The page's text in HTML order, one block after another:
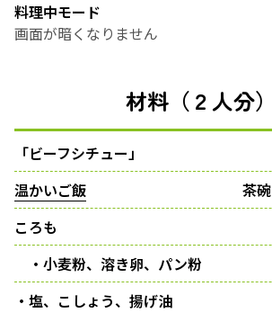
料理中モード
画面が暗くなりません
材料（２人分）
「ビーフシチュー」
温かいご飯
茶
ころも
・小麦粉、溶き卵、パン粉
・塩、こしょう、揚げ油